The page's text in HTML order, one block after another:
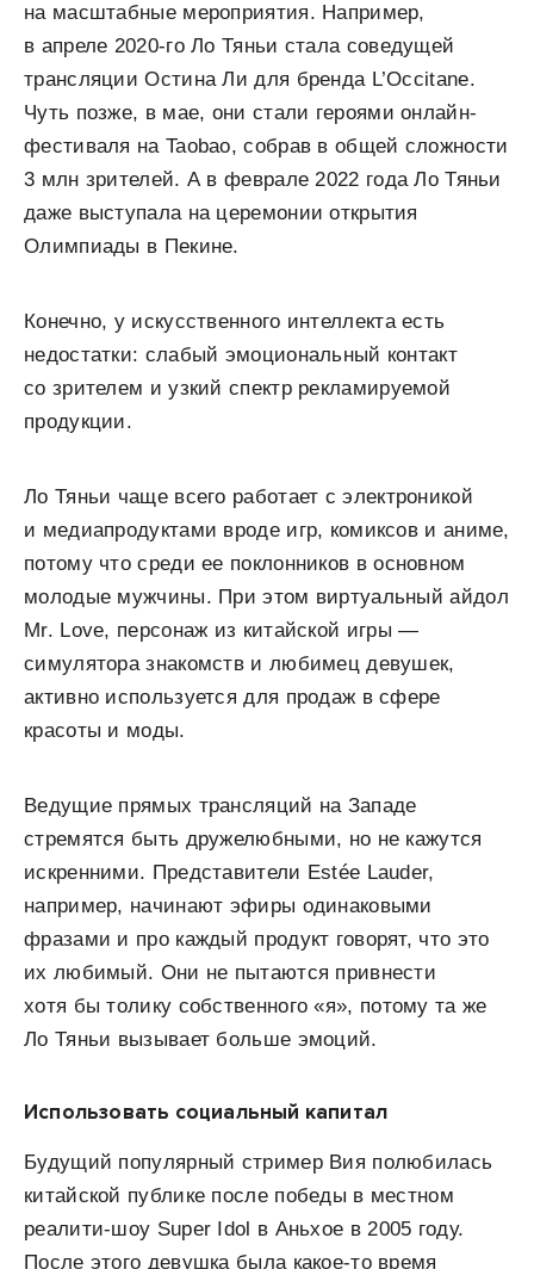
на масштабные мероприятия. Например,
в апреле 2020-го Ло Тяньи стала соведущей
трансляции Остина Ли для бренда L’Occitane.
Чуть позже, в мае, они стали героями онлайн-
фестиваля на Taobao, собрав в общей сложности
3 млн зрителей. А в феврале 2022 года Ло Тяньи
даже выступала на церемонии открытия
Олимпиады в Пекине.
Конечно, у искусственного интеллекта есть
недостатки: слабый эмоциональный контакт
со зрителем и узкий спектр рекламируемой
продукции.
Ло Тяньи чаще всего работает с электроникой
и медиапродуктами вроде игр, комиксов и аниме,
потому что среди ее поклонников в основном
молодые мужчины. При этом виртуальный айдол
Mr. Love, персонаж из китайской игры —
симулятора знакомств и любимец девушек,
активно используется для продаж в сфере
красоты и моды.
Ведущие прямых трансляций на Западе
стремятся быть дружелюбными, но не кажутся
искренними. Представители Estée Lauder,
например, начинают эфиры одинаковыми
фразами и про каждый продукт говорят, что это
их любимый. Они не пытаются привнести
хотя бы толику собственного «я», потому та же
Ло Тяньи вызывает больше эмоций.
Использовать социальный капитал
Будущий популярный стример Вия полюбилась
китайской публике после победы в местном
реалити-шоу Super Idol в Аньхое в 2005 году.
После этого девушка была какое-то время